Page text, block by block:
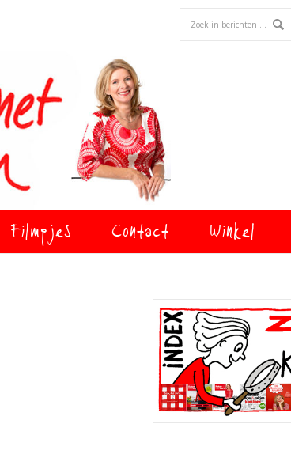
Filmpjes Contact Winkel
Primaire
Sidebar